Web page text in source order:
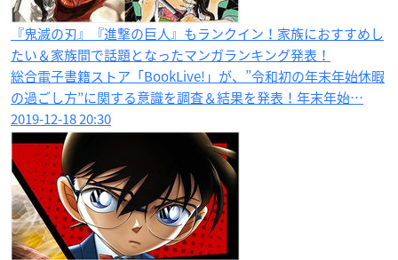
『鬼滅の刃』『進撃の巨人』もランクイン！家族におすすめし
たい＆家族間で話題となったマンガランキング発表！
総合電子書籍ストア「BookLive!」が、”令和初の年末年始休暇
の過ごし方”に関する意識を調査＆結果を発表！年末年始…
2019-12-18 20:30